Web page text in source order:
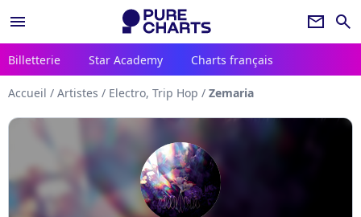
menu newsletter search
Billetterie Star Academy Charts français
Accueil / Artistes / Electro, Trip Hop / Zemaria